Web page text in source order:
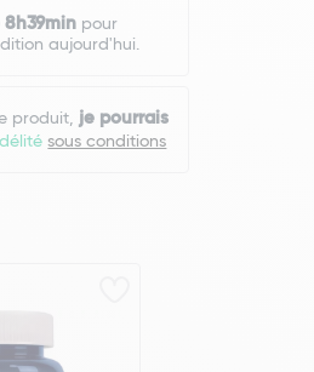
8h39minpour
aujourd'hui.
produit, je pourrais
sous conditions